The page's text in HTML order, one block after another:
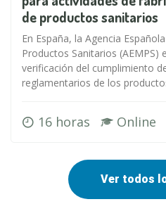
de productos sanitarios
En España, la Agencia
Productos Sanitarios (AEMPS)
verificación del cumplimiento
reglamentarios de los
16 horas Online
Ver todos